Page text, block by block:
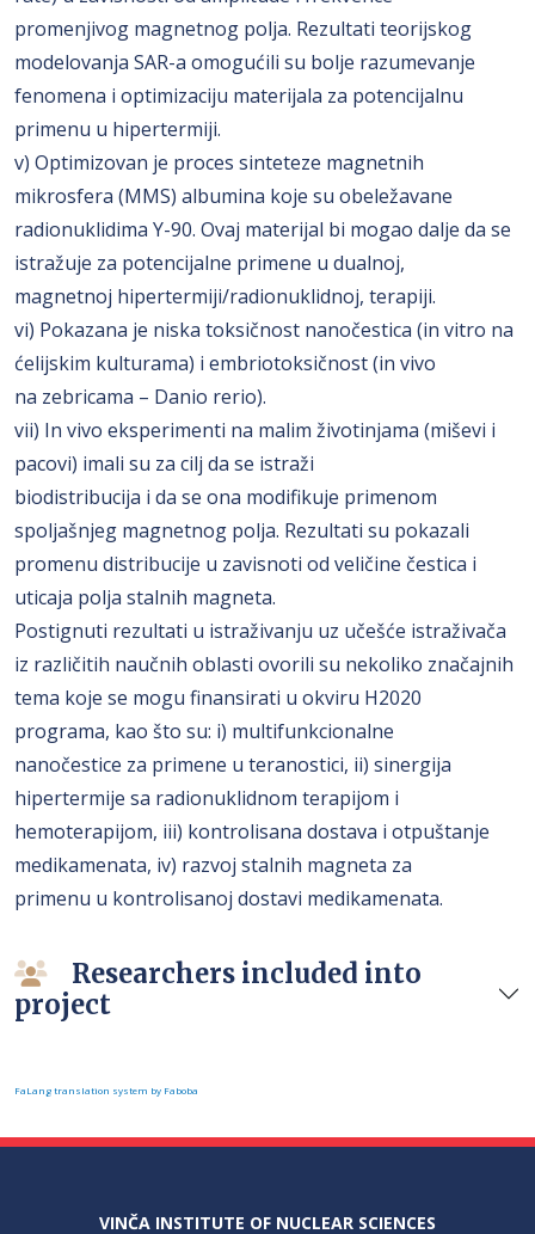
promenjivog magnetnog polja. Rezultati teorijskog
modelovanja SAR-a omogućili su bolje razumevanje
fenomena i optimizaciju materijala za potencijalnu
primenu u hipertermiji.
v) Optimizovan je proces sinteteze magnetnih
mikrosfera (MMS) albumina koje su obeležavane
radionuklidima Y-90. Ovaj materijal bi mogao dalje da se
istražuje za potencijalne primene u dualnoj,
magnetnoj hipertermiji/radionuklidnoj, terapiji.
vi) Pokazana je niska toksičnost nanočestica (in vitro na
ćelijskim kulturama) i embriotoksičnost (in vivo
na zebricama – Danio rerio).
vii) In vivo eksperimenti na malim životinjama (miševi i
pacovi) imali su za cilj da se istraži
biodistribucija i da se ona modifikuje primenom
spoljašnjeg magnetnog polja. Rezultati su pokazali
promenu distribucije u zavisnoti od veličine čestica i
uticaja polja stalnih magneta.
Postignuti rezultati u istraživanju uz učešće istraživača
iz različitih naučnih oblasti ovorili su nekoliko značajnih
tema koje se mogu finansirati u okviru H2020
programa, kao što su: i) multifunkcionalne
nanočestice za primene u teranostici, ii) sinergija
hipertermije sa radionuklidnom terapijom i
hemoterapijom, iii) kontrolisana dostava i otpuštanje
medikamenata, iv) razvoj stalnih magneta za
primenu u kontrolisanoj dostavi medikamenata.
Researchers included into
project
FaLang translation system by Faboba
VINČA INSTITUTE OF NUCLEAR SCIENCES